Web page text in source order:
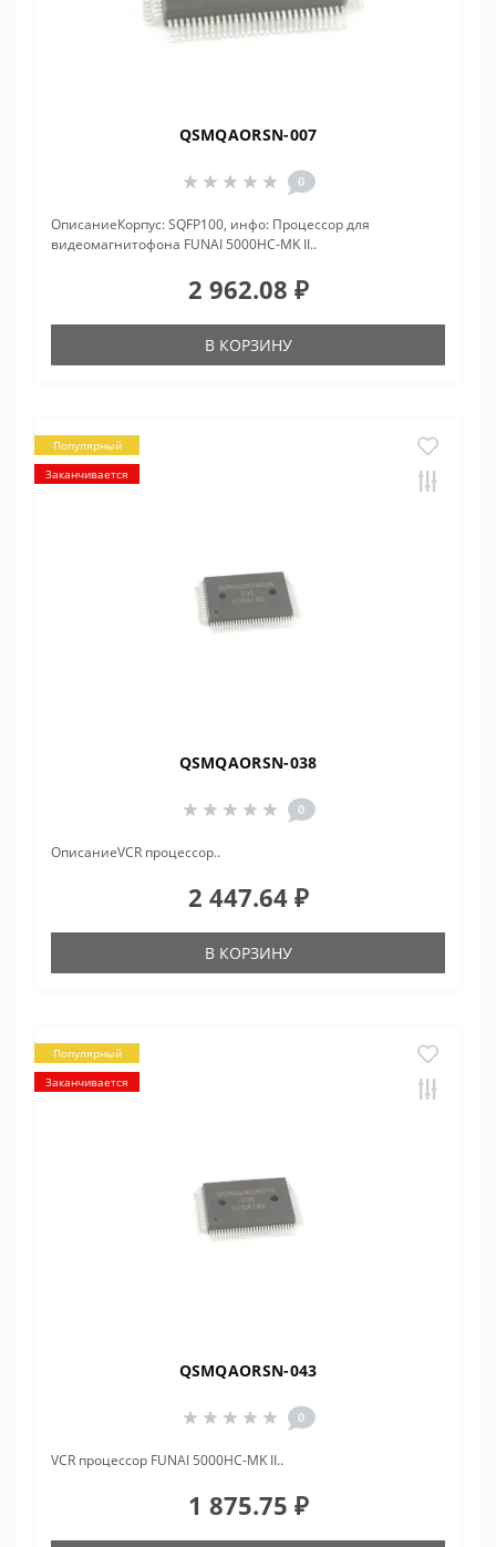
QSMQAORSN-007
0
ОписаниеКорпус: SQFP100, инфо: Процессор для
видеомагнитофона FUNAI 5000HC-MK II..
2 962.08 ₽
В КОРЗИНУ
Популярный
Заканчивается
QSMQAORSN-038
0
ОписаниеVCR процессор..
2 447.64 ₽
В КОРЗИНУ
Популярный
Заканчивается
QSMQAORSN-043
0
VCR процессор FUNAI 5000HC-MK II..
1 875.75 ₽